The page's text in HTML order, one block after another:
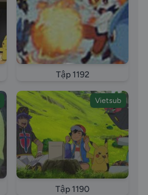
Tập 1192
Vietsub
Tập 1190